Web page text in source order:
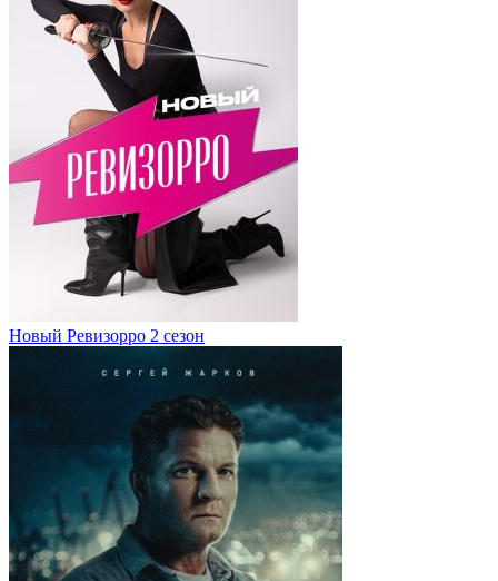
Новый Ревизорро 2 сезон